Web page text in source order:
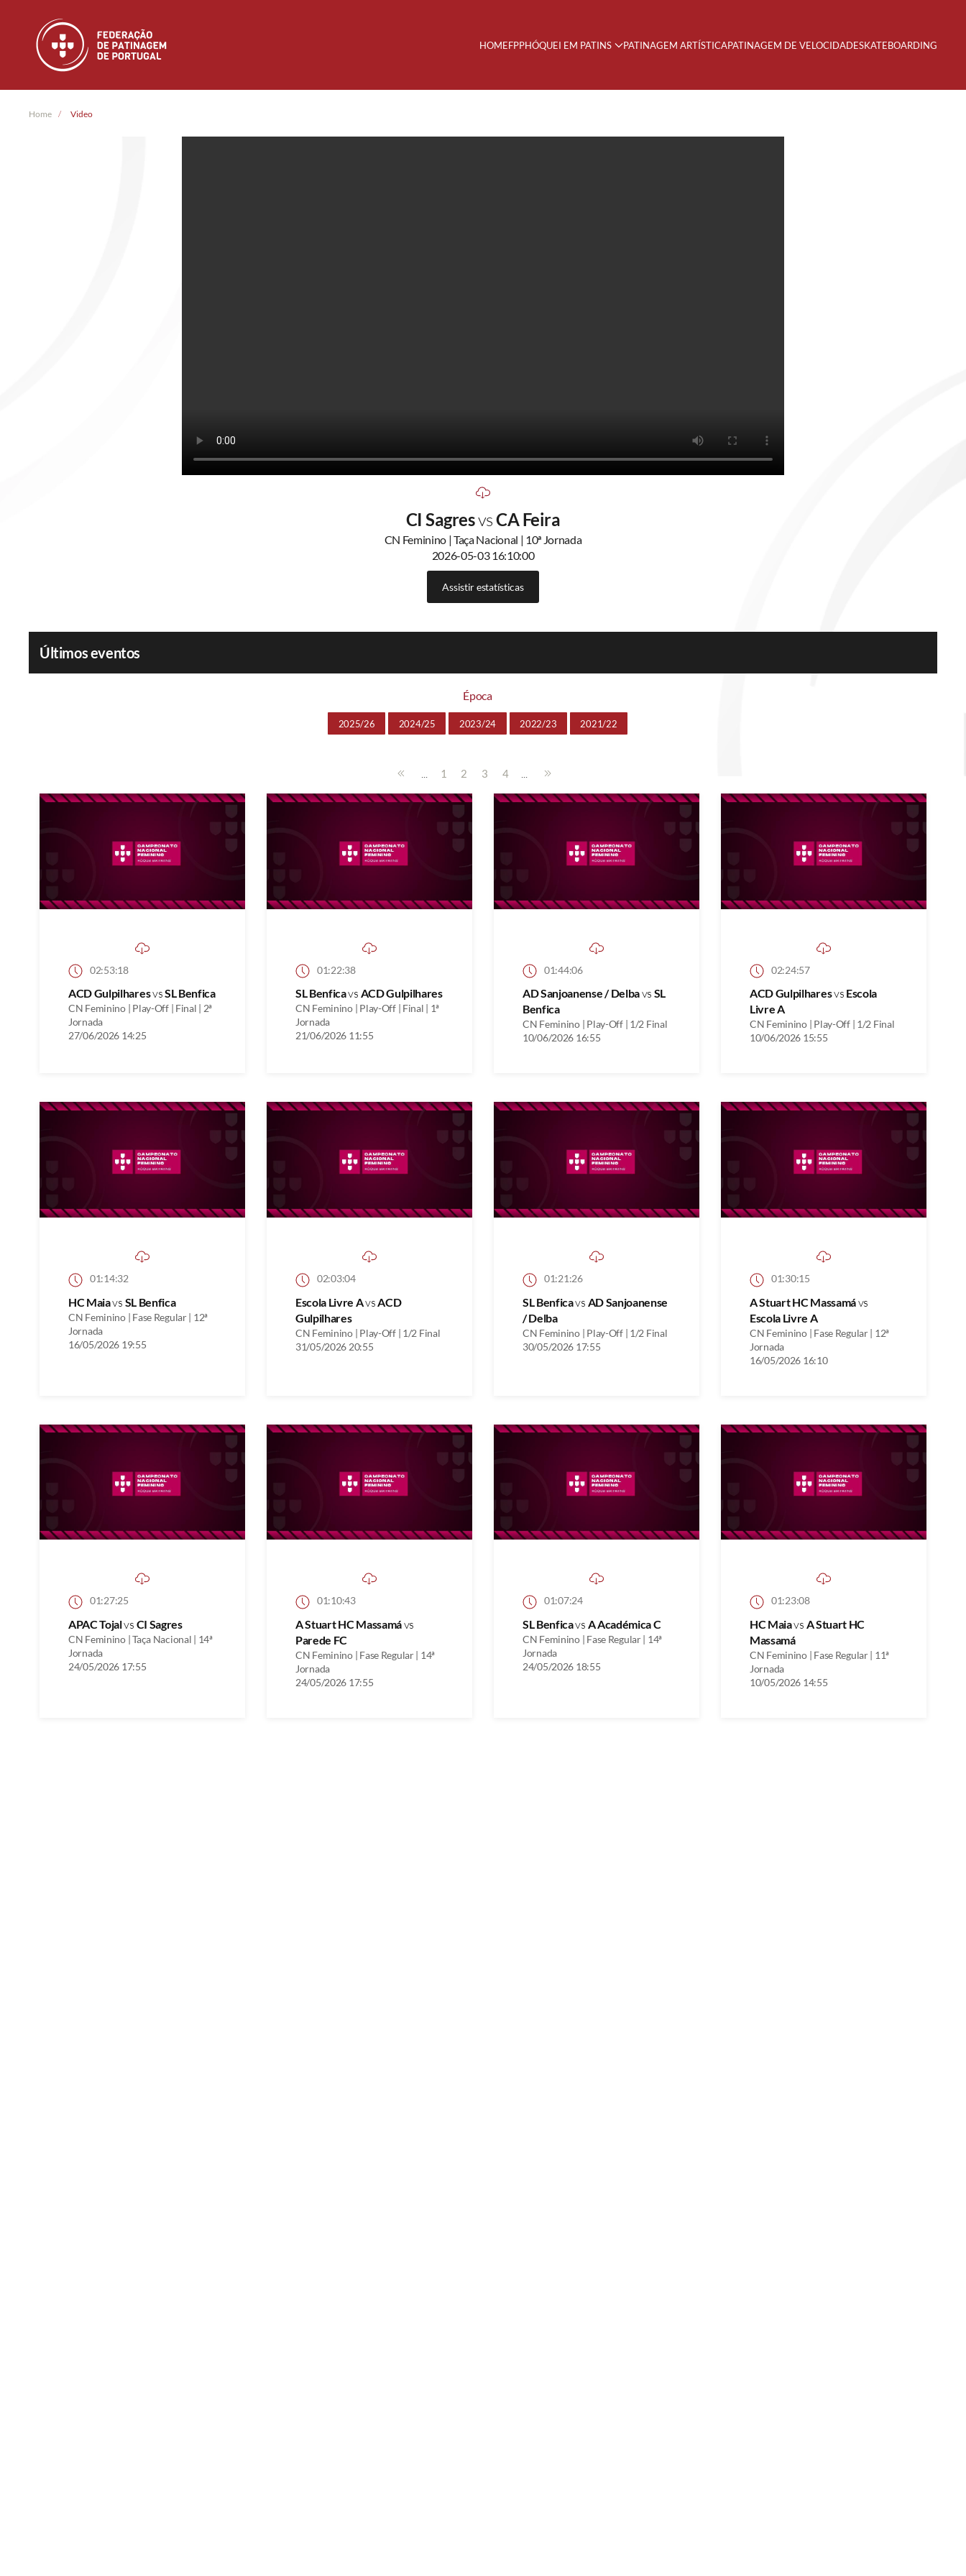
Skip to main content HOMEFPPHÓQUEI EM PATINS PATINAGEM ARTÍSTICAPATINAGEM DE VELOCIDADESKATEBOARDING
Home Video
CI SagresvsCA Feira
CN Feminino | Taça Nacional | 10ª Jornada
2026-05-03 16:10:00
Assistir estatísticas
Últimos eventos
Época
2025/26 2024/25 2023/24 2022/23 2021/22
... 1 2 3 4 ...
02:53:18
ACD GulpilharesvsSL Benfica
CN Feminino | Play-Off | Final | 2ª
Jornada
27/06/2026 14:25
01:22:38
SL Benficavs ACD Gulpilhares
CN Feminino | Play-Off | Final | 1ª
Jornada
21/06/2026 11:55
01:44:06
AD Sanjoanense / Delbavs SL
Benfica
CN Feminino | Play-Off | 1/2 Final
10/06/2026 16:55
02:24:57
ACD Gulpilharesvs Escola
Livre A
CN Feminino | Play-Off | 1/2 Final
10/06/2026 15:55
01:14:32
HC Maiavs SL Benfica
CN Feminino | Fase Regular | 12ª
Jornada
16/05/2026 19:55
02:03:04
Escola Livre AvsACD
Gulpilhares
CN Feminino | Play-Off | 1/2 Final
31/05/2026 20:55
01:21:26
SL Benficavs AD Sanjoanense
/ Delba
CN Feminino | Play-Off | 1/2 Final
30/05/2026 17:55
01:30:15
A Stuart HC Massamávs
Escola Livre A
CN Feminino | Fase Regular | 12ª
Jornada
16/05/2026 16:10
01:27:25
APAC Tojalvs CI Sagres
CN Feminino | Taça Nacional | 14ª
Jornada
24/05/2026 17:55
01:10:43
A Stuart HC Massamávs
Parede FC
CN Feminino | Fase Regular | 14ª
Jornada
24/05/2026 17:55
01:07:24
SL Benficavs A Académica C
CN Feminino | Fase Regular | 14ª
Jornada
24/05/2026 18:55
01:23:08
HC Maiavs A Stuart HC
Massamá
CN Feminino | Fase Regular | 11ª
Jornada
10/05/2026 14:55